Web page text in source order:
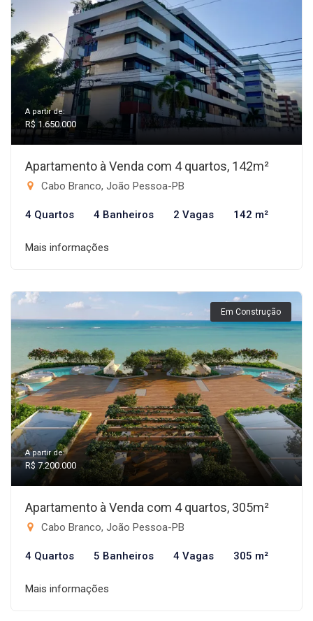
A partir de:
R$ 1.650.000
Apartamento à Venda com 4 quartos, 142m²
Cabo Branco, João Pessoa-PB
4 Quartos 4 Banheiros 2 Vagas 142 m²
Mais informações
Em Construção
A partir de:
R$ 7.200.000
Apartamento à Venda com 4 quartos, 305m²
Cabo Branco, João Pessoa-PB
4 Quartos 5 Banheiros 4 Vagas 305 m²
Mais informações